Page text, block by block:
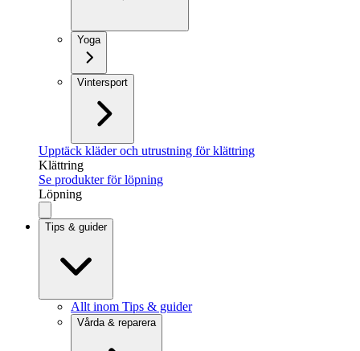
Yoga
Vintersport
Upptäck kläder och utrustning för klättring
Klättring
Se produkter för löpning
Löpning
Tips & guider
Allt inom Tips & guider
Vårda & reparera